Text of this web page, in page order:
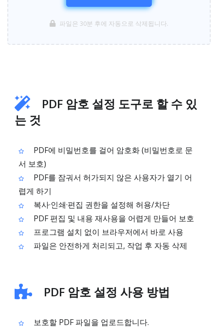
파일은 30분 후에 자동으로 삭제됩니다.
PDF 암호 설정 도구로 할 수 있
는 것
PDF에 비밀번호를 걸어 암호화 (비밀번호로 문
서 보호)
PDF를 잠궈서 허가되지 않은 사용자가 열기 어
렵게 하기
복사·인쇄·편집 권한을 설정해 허용/차단
PDF 편집 및 내용 재사용을 어렵게 만들어 보호
프로그램 설치 없이 브라우저에서 바로 사용
파일은 안전하게 처리되고, 작업 후 자동 삭제
PDF 암호 설정 사용 방법
보호할 PDF 파일을 업로드합니다.